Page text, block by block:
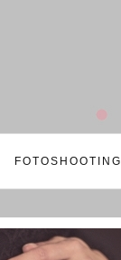
FOTOSHOOTING